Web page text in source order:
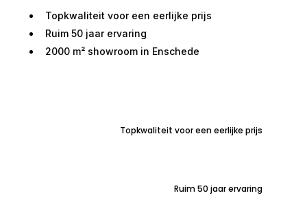
Topkwaliteit voor een eerlijke prijs
Ruim 50 jaar ervaring
2000 m² showroom in Enschede
Topkwaliteit voor een eerlijke prijs
Ruim 50 jaar ervaring